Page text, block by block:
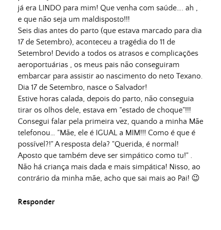
já era LINDO para mim! Que venha com saúde…. ah ,
e que não seja um maldisposto!!!
Seis dias antes do parto (que estava marcado para dia
17 de Setembro), aconteceu a tragédia do 11 de
Setembro! Devido a todos os atrasos e complicações
aeroportuárias , os meus pais não conseguiram
embarcar para assistir ao nascimento do neto Texano.
Dia 17 de Setembro, nasce o Salvador!
Estive horas calada, depois do parto, não conseguia
tirar os olhos dele, estava em "estado de choque"!!!
Consegui falar pela primeira vez, quando a minha Mãe
telefonou… "Mãe, ele é IGUAL a MIM!!! Como é que é
possível?!" A resposta dela? "Querida, é normal!
Aposto que também deve ser simpático como tu!" .
Não há criança mais dada e mais simpática! Nisso, ao
contrário da minha mãe, acho que sai mais ao Pai! 😉
Responder